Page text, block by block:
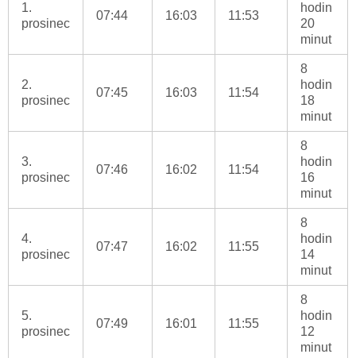
1.
prosinec
07:44 16:03 11:53
hodin
20
minut
2.
prosinec
07:45 16:03 11:54
8
hodin
18
minut
3.
prosinec
07:46 16:02 11:54
8
hodin
16
minut
4.
prosinec
07:47 16:02 11:55
8
hodin
14
minut
5.
prosinec
07:49 16:01 11:55
8
hodin
12
minut